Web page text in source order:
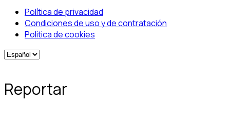
Política de privacidad
Condiciones de uso y de contratación
Política de cookies
Reportar